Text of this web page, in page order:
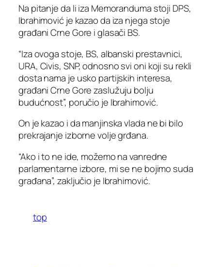
Na pitanje da li iza Memoranduma stoji DPS,
Ibrahimović je kazao da iza njega stoje
građani Crne Gore i glasači BS.
“Iza ovoga stoje, BS, albanski prestavnici,
URA, Civis, SNP, odnosno svi oni koji su rekli
dosta nama je usko partijskih interesa,
građani Crne Gore zaslužuju bolju
budućnost”, poručio je Ibrahimović.
On je kazao i da manjinska vlada ne bi bilo
prekrajanje izborne volje grđana.
“Ako i to ne ide, možemo na vanredne
parlamentarne izbore, mi se ne bojimo suda
građana”, zaključio je Ibrahimović.
top